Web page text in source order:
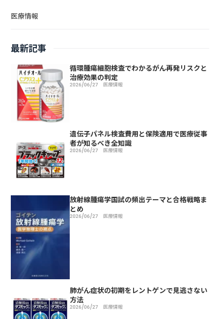
医療情報
最新記事
循環腫瘍細胞検査でわかるがん再発リスクと
治療効果の判定
2026/06/27 医療情報
遺伝子パネル検査費用と保険適用で医療従事
者が知るべき全知識
2026/06/27 医療情報
放射線腫瘍学国試の頻出テーマと合格戦略ま
とめ
2026/06/27 医療情報
肺がん症状の初期をレントゲンで見逃さない
方法
2026/06/27 医療情報